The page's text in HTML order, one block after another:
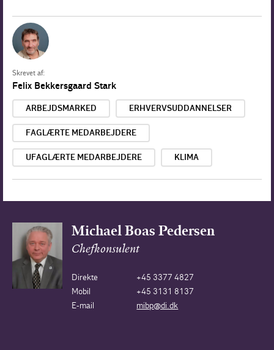
Skrevet af:
Felix Bekkersgaard Stark
ARBEJDSMARKED ERHVERVSUDDANNELSER
FAGLÆRTE MEDARBEJDERE
UFAGLÆRTE MEDARBEJDERE KLIMA
Michael Boas Pedersen
Chefkonsulent
Direkte
+45 3377 4827
Mobil
+45 3131 8137
E-mail
mibp@di.dk